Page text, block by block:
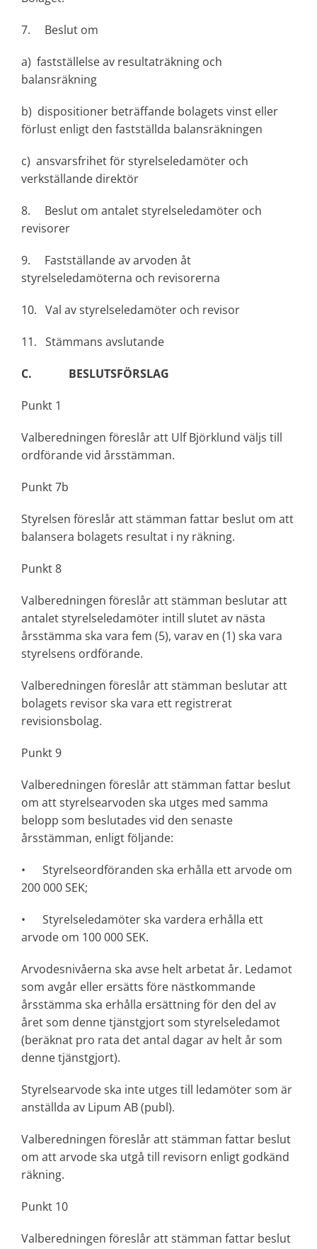
7. Beslut om
a) fastställelse av resultaträkning och
balansräkning
b) dispositioner beträffande bolagets vinst eller
förlust enligt den fastställda balansräkningen
c) ansvarsfrihet för styrelseledamöter och
verkställande direktör
8. Beslut om antalet styrelseledamöter och
revisorer
9. Fastställande av arvoden åt
styrelseledamöterna och revisorerna
10. Val av styrelseledamöter och revisor
11. Stämmans avslutande
C. BESLUTSFÖRSLAG
Punkt 1
Valberedningen föreslår att Ulf Björklund väljs till
ordförande vid årsstämman.
Punkt 7b
Styrelsen föreslår att stämman fattar beslut om att
balansera bolagets resultat i ny räkning.
Punkt 8
Valberedningen föreslår att stämman beslutar att
antalet styrelseledamöter intill slutet av nästa
årsstämma ska vara fem (5), varav en (1) ska vara
styrelsens ordförande.
Valberedningen föreslår att stämman beslutar att
bolagets revisor ska vara ett registrerat
revisionsbolag.
Punkt 9
Valberedningen föreslår att stämman fattar beslut
om att styrelsearvoden ska utges med samma
belopp som beslutades vid den senaste
årsstämman, enligt följande:
• Styrelseordföranden ska erhålla ett arvode om
200 000 SEK;
• Styrelseledamöter ska vardera erhålla ett
arvode om 100 000 SEK.
Arvodesnivåerna ska avse helt arbetat år. Ledamot
som avgår eller ersätts före nästkommande
årsstämma ska erhålla ersättning för den del av
året som denne tjänstgjort som styrelseledamot
(beräknat pro rata det antal dagar av helt år som
denne tjänstgjort).
Styrelsearvode ska inte utges till ledamöter som är
anställda av Lipum AB (publ).
Valberedningen föreslår att stämman fattar beslut
om att arvode ska utgå till revisorn enligt godkänd
räkning.
Punkt 10
Valberedningen föreslår att stämman fattar beslut